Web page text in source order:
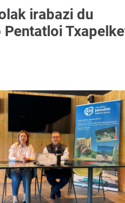
irabazi du
Pentatloi